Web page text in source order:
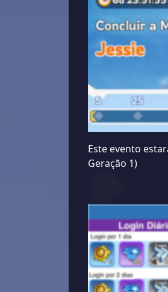
Este evento
Geração 1)